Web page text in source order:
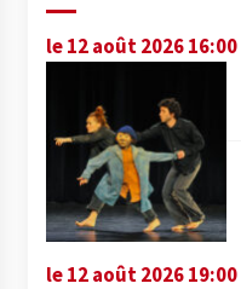
le 12 août 2026 16:00
le 12 août 2026 19:00